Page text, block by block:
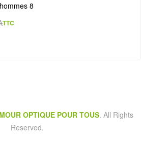
8
TTC
OPTIQUE POUR TOUS. All Rights
Reserved.